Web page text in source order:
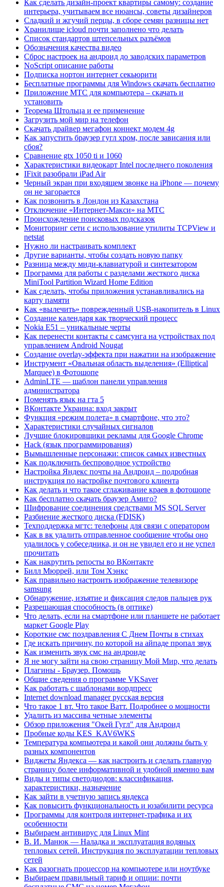
Как сделать дизайн-проект квартиры самому: создание
интерьера, учитываем все нюансы, советы дизайнеров
Сладкий и жгучий перцы, в сборе семян разницы нет
Хранилище icloud почти заполнено что делать
Список стандартов штепсельных разъёмов
Обозначения качества видео
Сброс настроек на андроид до заводских параметров
NoScript описание работы
Подписка нортон интернет секьюрити
Бесплатные программы для Windows скачать бесплатно
Приложение МТС для компьютера – скачать и
установить
Теорема Штольца и ее применение
Загрузить мой мир на телефон
Скачать драйвер мегафон коннект модем 4g
Как запустить браузер гугл хром, после зависания или
сбоя?
Сравнение gtx 1050 ti и 1060
Характеристики видеокарт Intel последнего поколения
IFixit разобрали iPad Air
Черный экран при входящем звонке на iPhone — почему
он не загорается
Как позвонить в Лондон из Казахстана
Отключение «Интернет-Макси» на МТС
Происхождение поисковых подсказок
Мониторинг сети с использование утилиты TCPView и
netstat
Нужно ли настраивать комплект
Другие варианты, чтобы создать новую папку
Разница между миди-клавиатурой и синтезатором
Программа для работы с разделами жесткого диска
MiniTool Partition Wizard Home Edition
Как сделать, чтобы приложения устанавливались на
карту памяти
Как «вылечить» поврежденный USB-накопитель в Linux
Создание календаря как творческий процесс
Nokia E51 – уникальные черты
Как перенести контакты с самсунга на устройствах под
управлением Android Nougat
Создание overlay-эффекта при нажатии на изображение
Инструмент «Овальная область выделения» (Elliptical
Marquee) в Фотошопе
AdminLTE — шаблон панели управления
администратора
Поменять язык на гта 5
ВКонтакте Украина: вход закрыт
Функция «режим полета» в смартфоне, что это?
Характеристики случайных сигналов
Лучшие блокировщики рекламы для Google Chrome
Hack (язык программирования)
Вымышленные персонажи: список самых известных
Как подключить беспроводное устройство
Настройка Яндекс почты на Андроид – подробная
инструкция по настройке почтового клиента
Как делать и что такое сглаживание краев в фотошопе
Как бесплатно скачать браузер Амиго?
Шифрование соединения средствами MS SQL Server
Разбиение жесткого диска (FDISK)
Техподдержка мгтс: телефоны для связи с оператором
Как в вк удалить отправленное сообщение чтобы оно
удалилось у собеседника, и он не увидел его и не успел
прочитать
Как накрутить репосты во ВКонтакте
Билл Мюррей, или Том Хэнкс
Как правильно настроить изображение телевизоре
samsung
Обнаружение, изъятие и фиксация следов пальцев рук
Разрешающая способность (в оптике)
Что делать, если на смартфоне или планшете не работает
маркет Google Play
Короткие смс поздравления С Днем Почты в стихах
Где искать причину, по которой на айпаде пропал звук
Как изменить звук смс на андроиде
Я не могу зайти на свою страницу Мой Мир, что делать
Плагины - Браузер. Помощь
Общие сведения о программе VKSaver
Как работать с шаблонами вордпресс
Internet download manager русская версия
Что такое 1 вт. Что такое Ватт. Подробнее о мощности
Удалить из массива четные элементы
Обзор приложения "Окей Гугл" для Андроид
Пробные коды KES_KAV6WKS
Температура компьютера и какой они должны быть у
разных компонентов
Виджеты Яндекса — как настроить и сделать главную
страницу более информативной и удобной именно вам
Виды и типы светодиодов: классификация,
характеристики, назначение
Как зайти в учетную запись яндекса
Как повысить функциональность и юзабилити ресурса
Программы для контроля интернет-трафика и их
особенности
Выбираем антивирус для Linux Mint
В. И. Манюк — Наладка и эксплуатация водяных
тепловых сетей. Инструкция по эксплуатации тепловых
сетей
Как разогнать процессор на компьютере или ноутбуке
Выбираем правильный тариф и опции: почти